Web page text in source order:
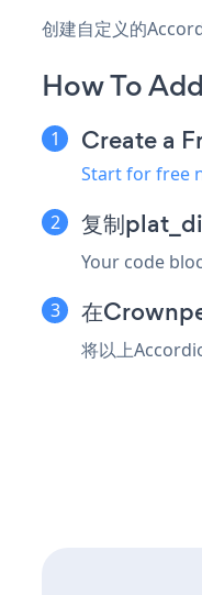
创建自定义的
How To
Create a
Start for free
复制
Your code
在
将以上